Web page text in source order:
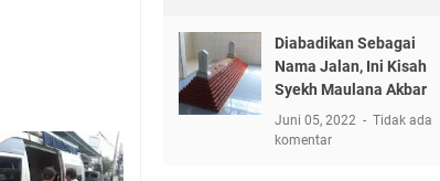
Diabadikan Sebagai
Nama Jalan, Ini Kisah
Syekh Maulana Akbar
Juni 05, 2022
Tidak ada
komentar